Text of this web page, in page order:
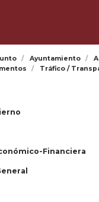
Ayuntamiento
Tráfico /
Financiera